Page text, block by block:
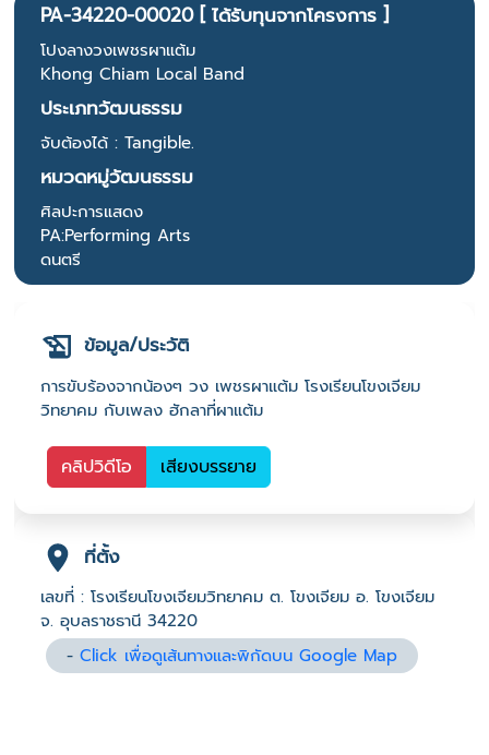
PA-34220-00020 [ ได้รับทุนจากโครงการ ]
โปงลางวงเพชรผาแต้ม
Khong Chiam Local Band
ประเภทวัฒนธรรม
จับต้องได้ : Tangible.
หมวดหมู่วัฒนธรรม
ศิลปะการแสดง
PA:Performing Arts
ดนตรี
ข้อมูล/ประวัติ
การขับร้องจากน้องๆ วง เพชรผาแต้ม โรงเรียนโขงเจียม
วิทยาคม กับเพลง ฮักลาที่ผาแต้ม
คลิปวิดีโอ เสียงบรรยาย
ที่ตั้ง
เลขที่ : โรงเรียนโขงเจียมวิทยาคม ต. โขงเจียม อ. โขงเจียม
จ. อุบลราชธานี 34220
-Click เพื่อดูเส้นทางและพิกัดบน Google Map